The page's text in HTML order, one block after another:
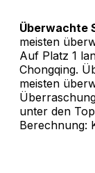
Überwachte
meisten
Auf Platz 1
Chongqing.
meisten
unter den
Berechnung: